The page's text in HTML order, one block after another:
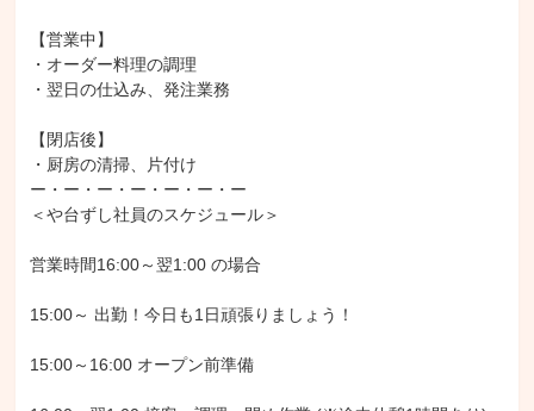
【営業中】
・オーダー料理の調理
・翌日の仕込み、発注業務
【閉店後】
・厨房の清掃、片付け
ー・ー・ー・ー・ー・ー・ー
＜や台ずし社員のスケジュール＞
営業時間16:00～翌1:00 の場合
15:00～ 出勤！今日も1日頑張りましょう！
15:00～16:00 オープン前準備